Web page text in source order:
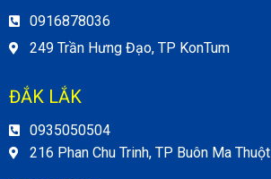
0916878036
249 Trần Hưng Đạo, TP KonTum
ĐẮK LẮK
0935050504
216 Phan Chu Trinh, TP Buôn Ma Thuột